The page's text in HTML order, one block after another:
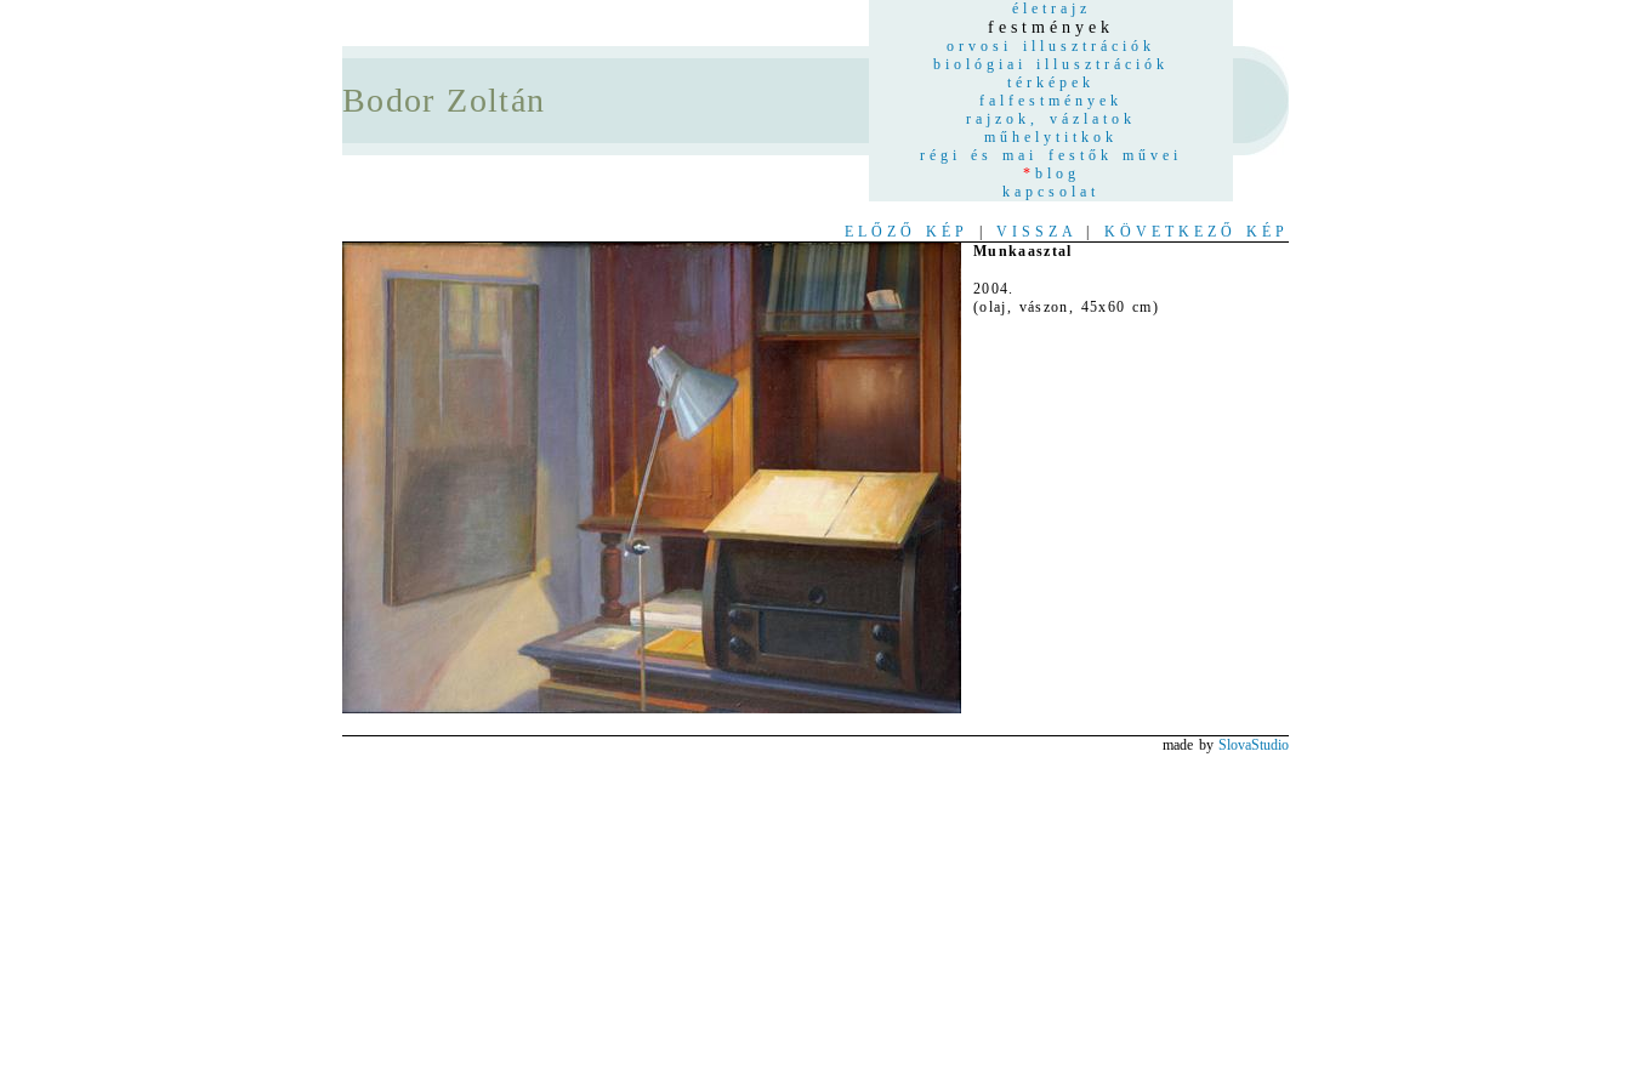
Bodor Zoltán
életrajz
festmények
orvosi illusztrációk
biológiai illusztrációk
térképek
falfestmények
rajzok, vázlatok
műhelytitkok
régi és mai festők művei
* blog
kapcsolat
ELŐZŐ KÉP VISSZA
KÖVETKEZŐ KÉP
Munkaasztal
2004.
(olaj, vászon, 45x60 cm)
made by SlovaStudio